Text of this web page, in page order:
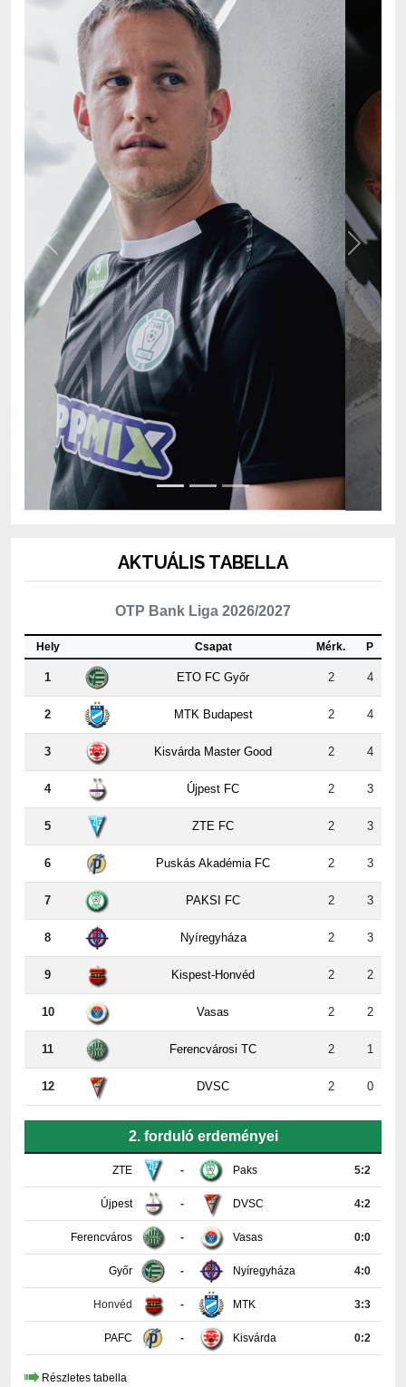
Previous Next
Csapat
1 ETO FC Győr 2 4
2 MTK Budapest 2 4
3 Kisvárda Master Good 2 4
4 Újpest FC 2 3
5 ZTE FC 2 3
6 Puskás Akadémia FC 2 3
7 PAKSI FC 2 3
8 Nyíregyháza 2 3
9 Kispest-Honvéd 2 2
10 Vasas 2 2
11 Ferencvárosi TC 2 1
12 DVSC 2 0
ZTE - Paks
Újpest DVSC 4:2
Ferencváros Vasas 0:0
Győr Nyíregyháza 4:0
Honvéd MTK 3:3
PAFC Kisvárda 0:2
Részletes tabella